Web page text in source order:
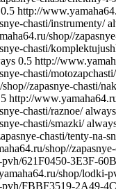
0.5 http://
chasti/instrumenty/
shop//
chasti/
0.5 http://
chasti/motozapchasti/
zapasnye-chasti/
http://
chasti/raznoe/ always
chasti/smazki/
chasti/tenty-na-
shop//
621F0450-3E3F-
shop/lodki-
FBBF3519-2A49-